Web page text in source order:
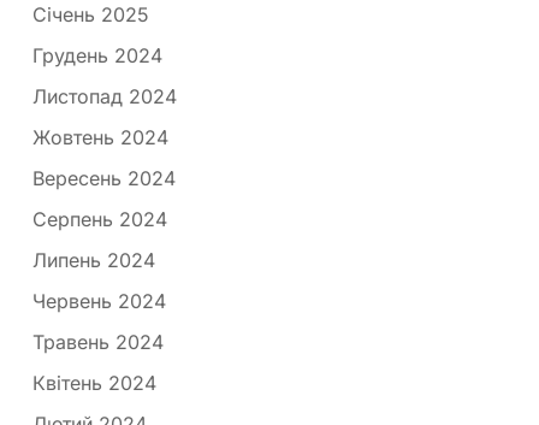
Січень 2025
Грудень 2024
Листопад 2024
Жовтень 2024
Вересень 2024
Серпень 2024
Липень 2024
Червень 2024
Травень 2024
Квітень 2024